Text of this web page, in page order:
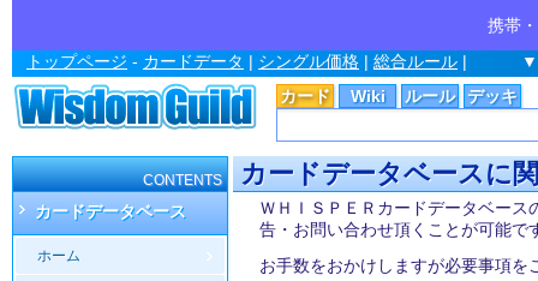
携帯
カード Wiki ルール デッキ
トップページ - カードデータ | シングル価格 | 総合ルール |
CONTENTS
カードデータベース
ホーム
カードデータベースに
ＷＨＩＳＰＥＲカードデータベース
告・お問い合わせ頂くことが可能で
お手数をおかけしますが必要事項